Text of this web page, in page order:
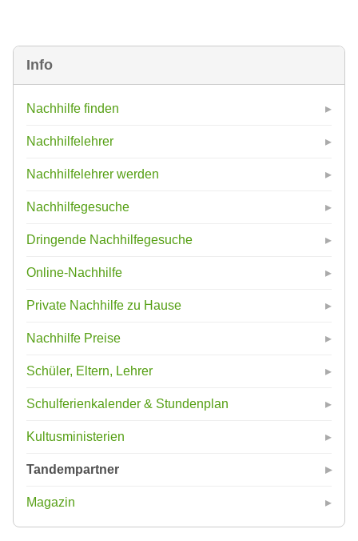
Info
Nachhilfe finden
Nachhilfelehrer
Nachhilfelehrer werden
Nachhilfegesuche
Dringende Nachhilfegesuche
Online-Nachhilfe
Private Nachhilfe zu Hause
Nachhilfe Preise
Schüler, Eltern, Lehrer
Schulferienkalender & Stundenplan
Kultusministerien
Tandempartner
Magazin